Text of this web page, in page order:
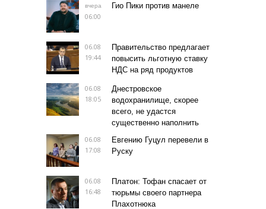
вчера
06:00
Гио Пики против манеле
06.08
19:44
Правительство предлагает
повысить льготную ставку
НДС на ряд продуктов
06.08
18:05
Днестровское
водохранилище, скорее
всего, не удастся
существенно наполнить
06.08
17:08
Евгению Гуцул перевели в
Руску
06.08
16:48
Платон: Тофан спасает от
тюрьмы своего партнера
Плахотнюка